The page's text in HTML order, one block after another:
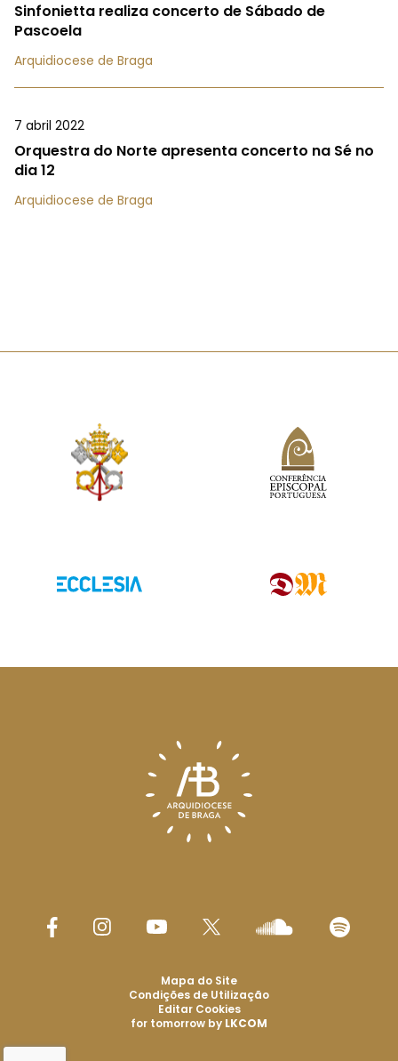
Sinfonietta realiza concerto de Sábado de
Pascoela
Arquidiocese de Braga
7 abril 2022
Orquestra do Norte apresenta concerto na Sé no
dia 12
Arquidiocese de Braga
Mapa do Site
Condições de Utilização
Editar Cookies
for tomorrow by LKCOM